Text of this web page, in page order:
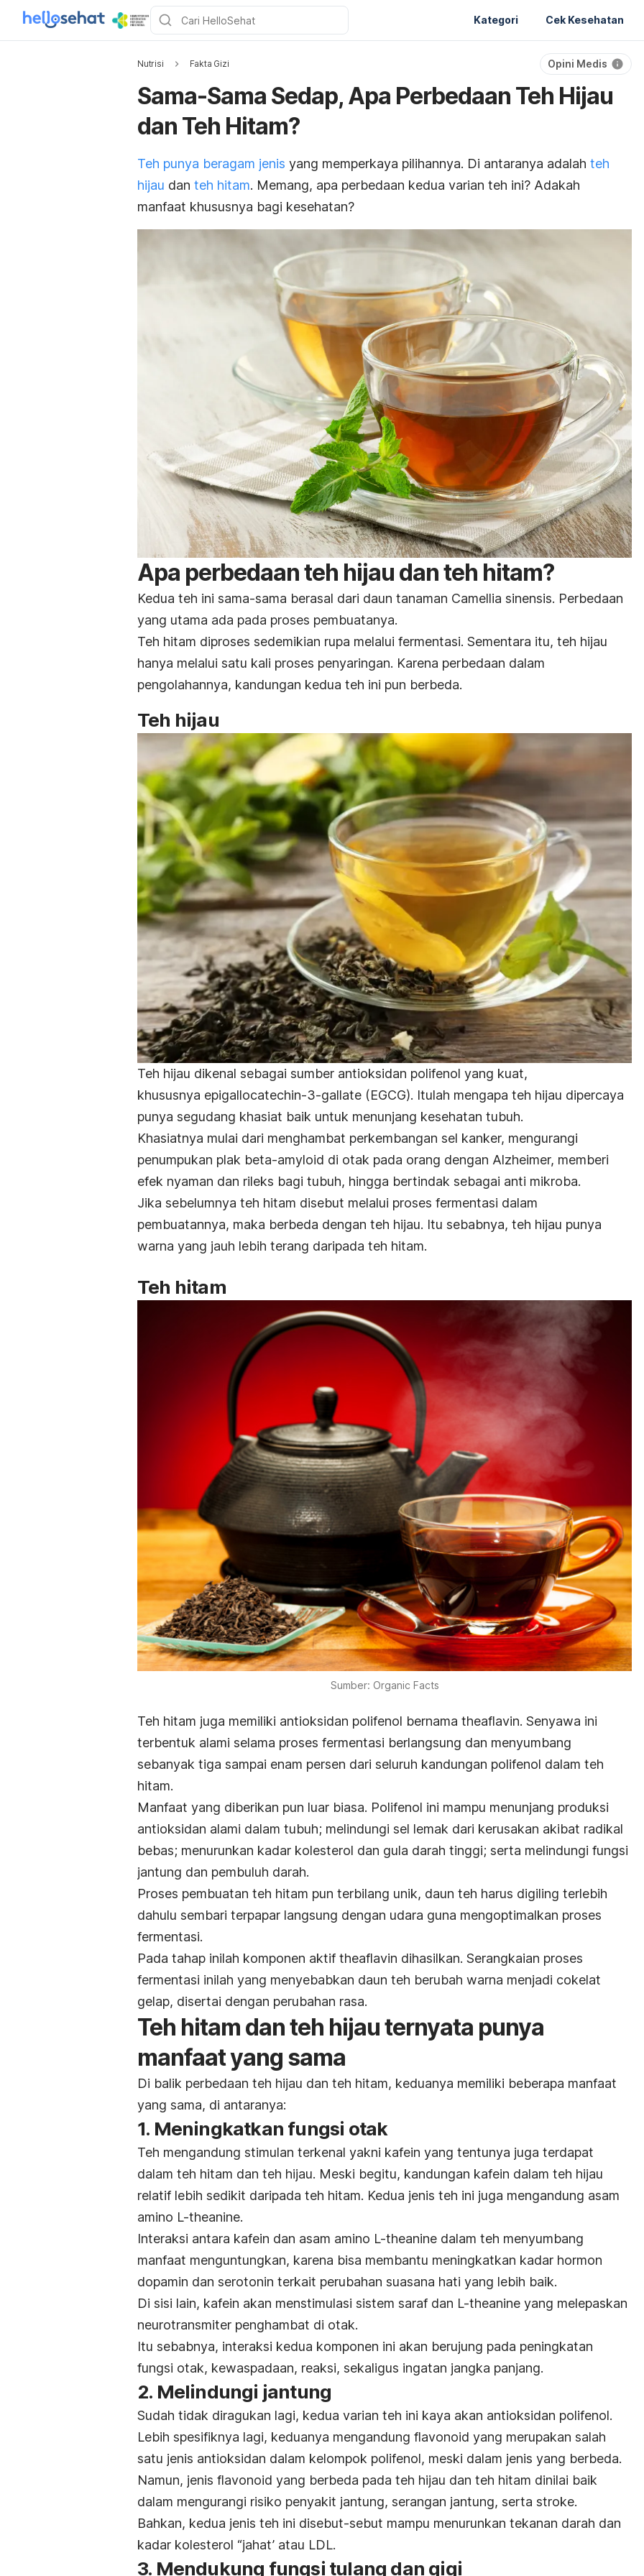
Kategori Cek Kesehatan
Nutrisi Fakta Gizi Opini Medis
Sama-Sama Sedap, Apa Perbedaan Teh Hijau
dan Teh Hitam?
Teh punya beragam jenis yang memperkaya pilihannya. Di antaranya adalah teh
hijau dan teh hitam. Memang, apa perbedaan kedua varian teh ini? Adakah
manfaat khususnya bagi kesehatan?
Apa perbedaan teh hijau dan teh hitam?
Kedua teh ini sama-sama berasal dari daun tanaman Camellia sinensis. Perbedaan
yang utama ada pada proses pembuatanya.
Teh hitam diproses sedemikian rupa melalui fermentasi. Sementara itu, teh hijau
hanya melalui satu kali proses penyaringan. Karena perbedaan dalam
pengolahannya, kandungan kedua teh ini pun berbeda.
Teh hijau
Teh hijau dikenal sebagai sumber antioksidan polifenol yang kuat,
khususnya epigallocatechin-3-gallate (EGCG). Itulah mengapa teh hijau dipercaya
punya segudang khasiat baik untuk menunjang kesehatan tubuh.
Khasiatnya mulai dari menghambat perkembangan sel kanker, mengurangi
penumpukan plak beta-amyloid di otak pada orang dengan Alzheimer, memberi
efek nyaman dan rileks bagi tubuh, hingga bertindak sebagai anti mikroba.
Jika sebelumnya teh hitam disebut melalui proses fermentasi dalam
pembuatannya, maka berbeda dengan teh hijau. Itu sebabnya, teh hijau punya
warna yang jauh lebih terang daripada teh hitam.
Teh hitam
Sumber: Organic Facts
Teh hitam juga memiliki antioksidan polifenol bernama theaflavin. Senyawa ini
terbentuk alami selama proses fermentasi berlangsung dan menyumbang
sebanyak tiga sampai enam persen dari seluruh kandungan polifenol dalam teh
hitam.
Manfaat yang diberikan pun luar biasa. Polifenol ini mampu menunjang produksi
antioksidan alami dalam tubuh; melindungi sel lemak dari kerusakan akibat radikal
bebas; menurunkan kadar kolesterol dan gula darah tinggi; serta melindungi fungsi
jantung dan pembuluh darah.
Proses pembuatan teh hitam pun terbilang unik, daun teh harus digiling terlebih
dahulu sembari terpapar langsung dengan udara guna mengoptimalkan proses
fermentasi.
Pada tahap inilah komponen aktif theaflavin dihasilkan. Serangkaian proses
fermentasi inilah yang menyebabkan daun teh berubah warna menjadi cokelat
gelap, disertai dengan perubahan rasa.
Teh hitam dan teh hijau ternyata punya
manfaat yang sama
Di balik perbedaan teh hijau dan teh hitam, keduanya memiliki beberapa manfaat
yang sama, di antaranya:
1. Meningkatkan fungsi otak
Teh mengandung stimulan terkenal yakni kafein yang tentunya juga terdapat
dalam teh hitam dan teh hijau. Meski begitu, kandungan kafein dalam teh hijau
relatif lebih sedikit daripada teh hitam. Kedua jenis teh ini juga mengandung asam
amino L-theanine.
Interaksi antara kafein dan asam amino L-theanine dalam teh menyumbang
manfaat menguntungkan, karena bisa membantu meningkatkan kadar hormon
dopamin dan serotonin terkait perubahan suasana hati yang lebih baik.
Di sisi lain, kafein akan menstimulasi sistem saraf dan L-theanine yang melepaskan
neurotransmiter penghambat di otak.
Itu sebabnya, interaksi kedua komponen ini akan berujung pada peningkatan
fungsi otak, kewaspadaan, reaksi, sekaligus ingatan jangka panjang.
2. Melindungi jantung
Sudah tidak diragukan lagi, kedua varian teh ini kaya akan antioksidan polifenol.
Lebih spesifiknya lagi, keduanya mengandung flavonoid yang merupakan salah
satu jenis antioksidan dalam kelompok polifenol, meski dalam jenis yang berbeda.
Namun, jenis flavonoid yang berbeda pada teh hijau dan teh hitam dinilai baik
dalam mengurangi risiko penyakit jantung, serangan jantung, serta stroke.
Bahkan, kedua jenis teh ini disebut-sebut mampu menurunkan tekanan darah dan
kadar kolesterol “jahat’ atau LDL.
3. Mendukung fungsi tulang dan gigi